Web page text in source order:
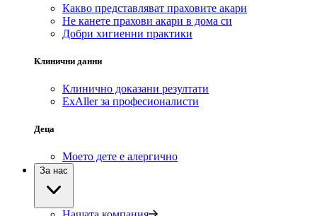
Какво представляват праховите акари
Не канете прахови акари в дома си
Добри хигиенни практики
Клинични данни
Клинично доказани резултати
ExAller за професионалисти
Деца
Моето дете е алергично
За нас